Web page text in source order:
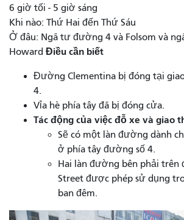
6 giờ tối - 5 giờ sáng
Khi nào: Thứ Hai đến Thứ Sáu
Ở đâu: Ngã tư đường 4 và Folsom và
Howard Điều cần biết
Đường Clementina bị đóng tại
4.
Vỉa hè phía tây đã bị đóng cửa.
Tác động của việc đỗ xe và giao
Sẽ có một làn đường dành
ở phía tây đường số 4.
Hai làn đường bên phải trên
Street được phép sử dụng
ban đêm.